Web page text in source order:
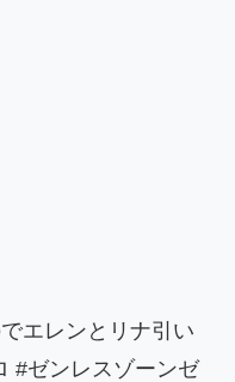
エレンとリナ引い
#ゼンレスゾーンゼ